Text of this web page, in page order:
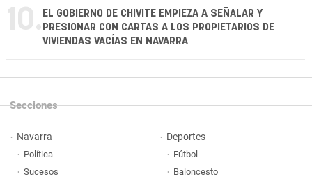
10. EL GOBIERNO DE CHIVITE EMPIEZA A SEÑALAR Y
PRESIONAR CON CARTAS A LOS PROPIETARIOS DE
VIVIENDAS VACÍAS EN NAVARRA
Secciones
Navarra
Política
Sucesos
Deportes
Fútbol
Baloncesto